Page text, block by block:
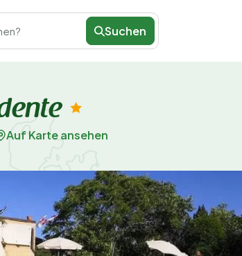
Suchen
Auf Karte ansehen